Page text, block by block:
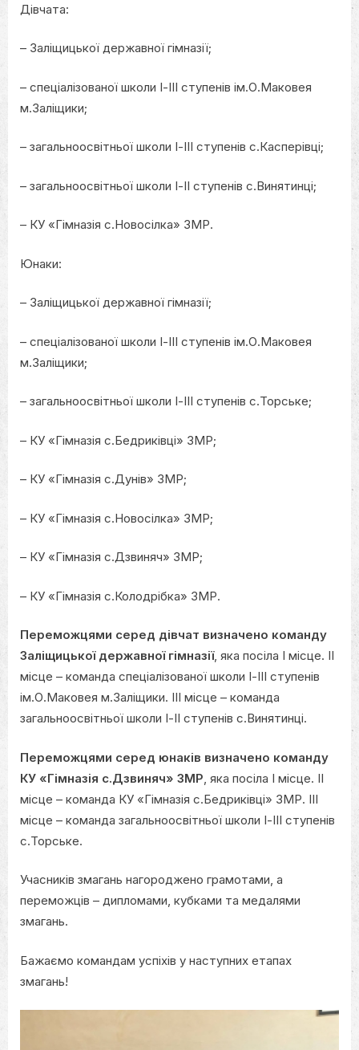
Дівчата:
– Заліщицької державної гімназії;
– спеціалізованої школи І-ІІІ ступенів ім.О.Маковея
м.Заліщики;
– загальноосвітньої школи І-ІІІ ступенів с.Касперівці;
– загальноосвітньої школи І-ІІ ступенів с.Винятинці;
– КУ «Гімназія с.Новосілка» ЗМР.
Юнаки:
– Заліщицької державної гімназії;
– спеціалізованої школи І-ІІІ ступенів ім.О.Маковея
м.Заліщики;
– загальноосвітньої школи І-ІІІ ступенів с.Торське;
– КУ «Гімназія с.Бедриківці» ЗМР;
– КУ «Гімназія с.Дунів» ЗМР;
– КУ «Гімназія с.Новосілка» ЗМР;
– КУ «Гімназія с.Дзвиняч» ЗМР;
– КУ «Гімназія с.Колодрібка» ЗМР.
Переможцями серед дівчат визначено команду
Заліщицької державної гімназії, яка посіла І місце. ІІ
місце – команда спеціалізованої школи І-ІІІ ступенів
ім.О.Маковея м.Заліщики. ІІІ місце – команда
загальноосвітньої школи І-ІІ ступенів с.Винятинці.
Переможцями серед юнаків визначено команду
КУ «Гімназія с.Дзвиняч» ЗМР, яка посіла І місце. ІІ
місце – команда КУ «Гімназія с.Бедриківці» ЗМР. ІІІ
місце – команда загальноосвітньої школи І-ІІІ ступенів
с.Торське.
Учасників змагань нагороджено грамотами, а
переможців – дипломами, кубками та медалями
змагань.
Бажаємо командам успіхів у наступних етапах
змагань!